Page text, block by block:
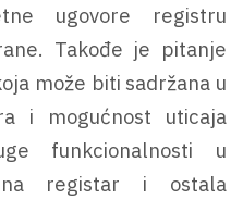
ugovore registru
Takođe je pitanje
može biti sadržana u
i mogućnost uticaja
funkcionalnosti u
na registar i ostala